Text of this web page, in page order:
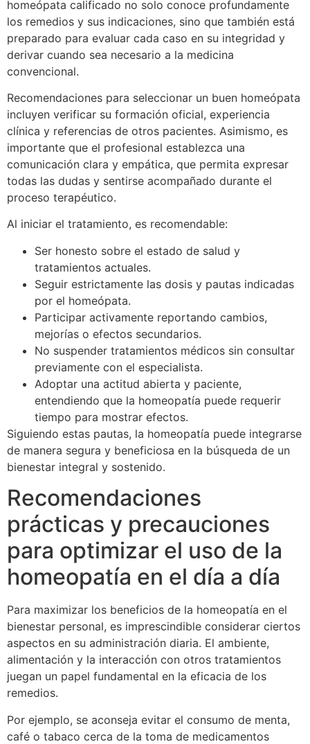
homeópata calificado no solo conoce profundamente
los remedios y sus indicaciones, sino que también está
preparado para evaluar cada caso en su integridad y
derivar cuando sea necesario a la medicina
convencional.
Recomendaciones para seleccionar un buen homeópata
incluyen verificar su formación oficial, experiencia
clínica y referencias de otros pacientes. Asimismo, es
importante que el profesional establezca una
comunicación clara y empática, que permita expresar
todas las dudas y sentirse acompañado durante el
proceso terapéutico.
Al iniciar el tratamiento, es recomendable:
Ser honesto sobre el estado de salud y
tratamientos actuales.
Seguir estrictamente las dosis y pautas indicadas
por el homeópata.
Participar activamente reportando cambios,
mejorías o efectos secundarios.
No suspender tratamientos médicos sin consultar
previamente con el especialista.
Adoptar una actitud abierta y paciente,
entendiendo que la homeopatía puede requerir
tiempo para mostrar efectos.
Siguiendo estas pautas, la homeopatía puede integrarse
de manera segura y beneficiosa en la búsqueda de un
bienestar integral y sostenido.
Recomendaciones
prácticas y precauciones
para optimizar el uso de la
homeopatía en el día a día
Para maximizar los beneficios de la homeopatía en el
bienestar personal, es imprescindible considerar ciertos
aspectos en su administración diaria. El ambiente,
alimentación y la interacción con otros tratamientos
juegan un papel fundamental en la eficacia de los
remedios.
Por ejemplo, se aconseja evitar el consumo de menta,
café o tabaco cerca de la toma de medicamentos